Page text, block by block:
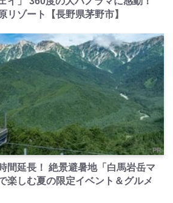
リゾート【長野県茅野市】
PR
間延長！ 絶景避暑地「白馬岩岳マ
楽しむ夏の限定イベント＆グルメ